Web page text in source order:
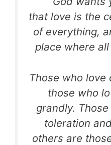
that love is the
of everything,
place where
Those who love
those who
grandly.
toleration
others are